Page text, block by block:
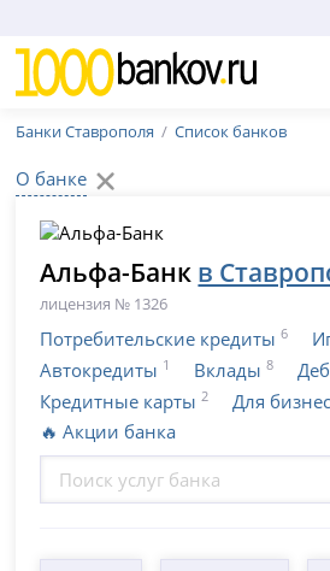
Банки Ставрополя Список банков
О банке
Альфа-Банк в
лицензия № 1326
Потребительские кредиты 6
Автокредиты 1 Вклады 8
Кредитные карты 2 Для
🔥 Акции банка